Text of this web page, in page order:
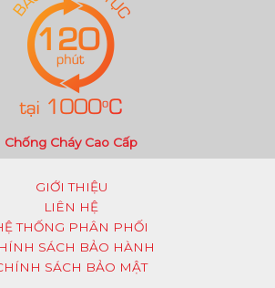
Chống Cháy Cao Cấp
GIỚI THIỆU
LIÊN HỆ
THỐNG PHÂN PHỐI
SÁCH BẢO HÀNH
SÁCH BẢO MẬT